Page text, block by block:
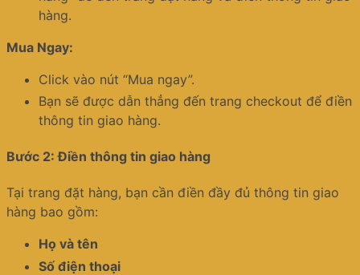
hàng.
Mua Ngay:
Click vào nút “Mua ngay”.
Bạn sẽ được dẫn thẳng đến trang checkout để điền
thông tin giao hàng.
Bước 2: Điền thông tin giao hàng
Tại trang đặt hàng, bạn cần điền đầy đủ thông tin giao
hàng bao gồm:
Họ và tên
Số điện thoại